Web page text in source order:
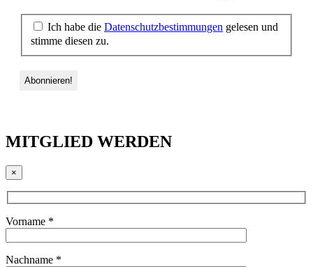
Ich habe die Datenschutzbestimmungen gelesen und
stimme diesen zu.
MITGLIED WERDEN
×
Vorname *
Nachname *